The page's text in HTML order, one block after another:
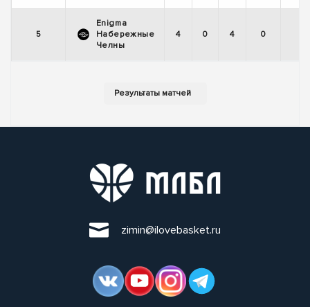
5
Enigma
Набережные
Челны
4 0 4 0
zimin@ilovebasket.ru